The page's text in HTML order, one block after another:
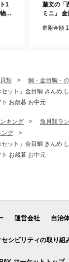
1
藤文の「
ミニ」
ひもの み
寄附金額
類
鯛・金目鯛・
ット」金目鯛 きんめ
お歳暮 お中元
キング
魚貝類ラ
ング
ット」金目鯛 きんめ
お歳暮 お中元
運営会社 自治
セシビリティの取り組